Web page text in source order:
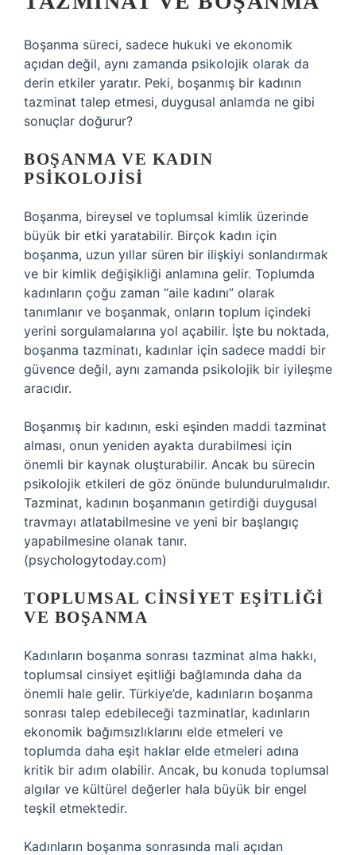
Boşanma süreci, sadece hukuki ve ekonomik
açıdan değil, aynı zamanda psikolojik olarak da
derin etkiler yaratır. Peki, boşanmış bir kadının
tazminat talep etmesi, duygusal anlamda ne gibi
sonuçlar doğurur?
BOŞANMA VE KADIN
PSIKOLOJISI
Boşanma, bireysel ve toplumsal kimlik üzerinde
büyük bir etki yaratabilir. Birçok kadın için
boşanma, uzun yıllar süren bir ilişkiyi sonlandırmak
ve bir kimlik değişikliği anlamına gelir. Toplumda
kadınların çoğu zaman “aile kadını” olarak
tanımlanır ve boşanmak, onların toplum içindeki
yerini sorgulamalarına yol açabilir. İşte bu noktada,
boşanma tazminatı, kadınlar için sadece maddi bir
güvence değil, aynı zamanda psikolojik bir iyileşme
aracıdır.
Boşanmış bir kadının, eski eşinden maddi tazminat
alması, onun yeniden ayakta durabilmesi için
önemli bir kaynak oluşturabilir. Ancak bu sürecin
psikolojik etkileri de göz önünde bulundurulmalıdır.
Tazminat, kadının boşanmanın getirdiği duygusal
travmayı atlatabilmesine ve yeni bir başlangıç
yapabilmesine olanak tanır.
(psychologytoday.com)
TOPLUMSAL CINSIYET EŞITLIĞI
VE BOŞANMA
Kadınların boşanma sonrası tazminat alma hakkı,
toplumsal cinsiyet eşitliği bağlamında daha da
önemli hale gelir. Türkiye’de, kadınların boşanma
sonrası talep edebileceği tazminatlar, kadınların
ekonomik bağımsızlıklarını elde etmeleri ve
toplumda daha eşit haklar elde etmeleri adına
kritik bir adım olabilir. Ancak, bu konuda toplumsal
algılar ve kültürel değerler hala büyük bir engel
teşkil etmektedir.
Kadınların boşanma sonrasında mali açıdan